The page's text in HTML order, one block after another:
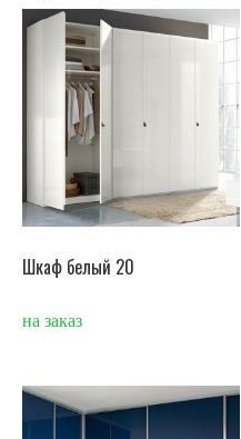
Шкаф белый 20
на заказ